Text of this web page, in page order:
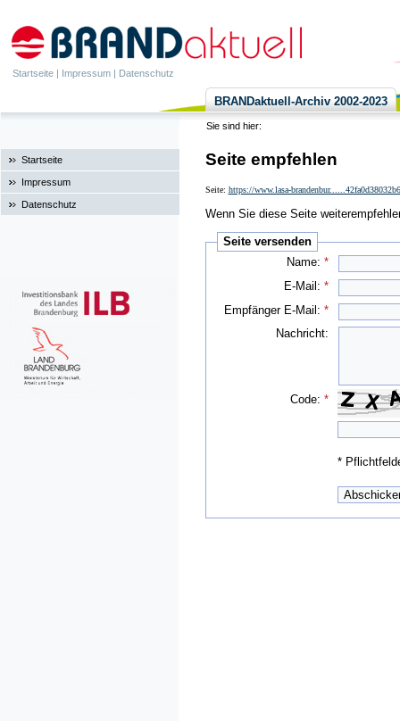
Startseite | Impressum | Datenschutz
BRANDaktuell-Archiv 2002-2023
Sie sind hier:
Startseite
Impressum
Datenschutz
Seite empfehlen
Seite: https://www.lasa-
Wenn Sie diese Seite
Seite versenden
Name:*
E-Mail:*
Empfänger E-Mail:*
Nachricht:
Code:*
*